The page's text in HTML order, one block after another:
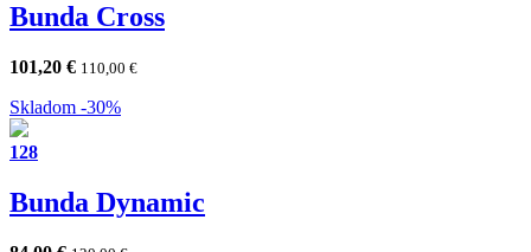
Bunda Cross
101,20 € 110,00 €
Skladom -30%
128
Bunda Dynamic